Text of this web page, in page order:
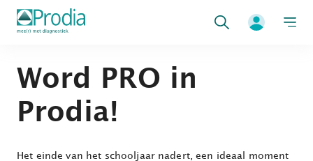
Zoeken
Word PRO in
Prodia!
Het einde van het schooljaar nadert, een ideaal moment